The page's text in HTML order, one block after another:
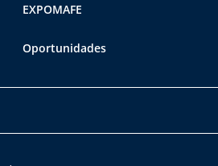
EXPOMAFE
Oportunidades